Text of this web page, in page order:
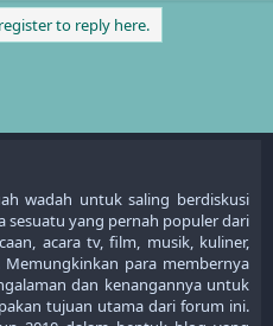
to reply here.
wadah untuk saling berdiskusi
yang pernah populer dari
acara tv, film, musik, kuliner,
para membernya
dan kenangannya untuk
tujuan utama dari forum ini.